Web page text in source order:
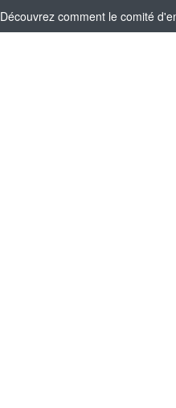
Découvrez comment le comité